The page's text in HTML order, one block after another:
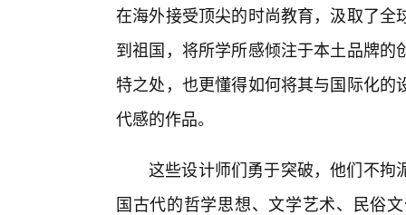
在海外接受顶尖的时尚教育，汲取了
到祖国，将所学所感倾注于本土品牌
特之处，也更懂得如何将其与国际化
代感的作品。
这些设计师们勇于突破，他们不拘
国古代的哲学思想、文学艺术、民俗